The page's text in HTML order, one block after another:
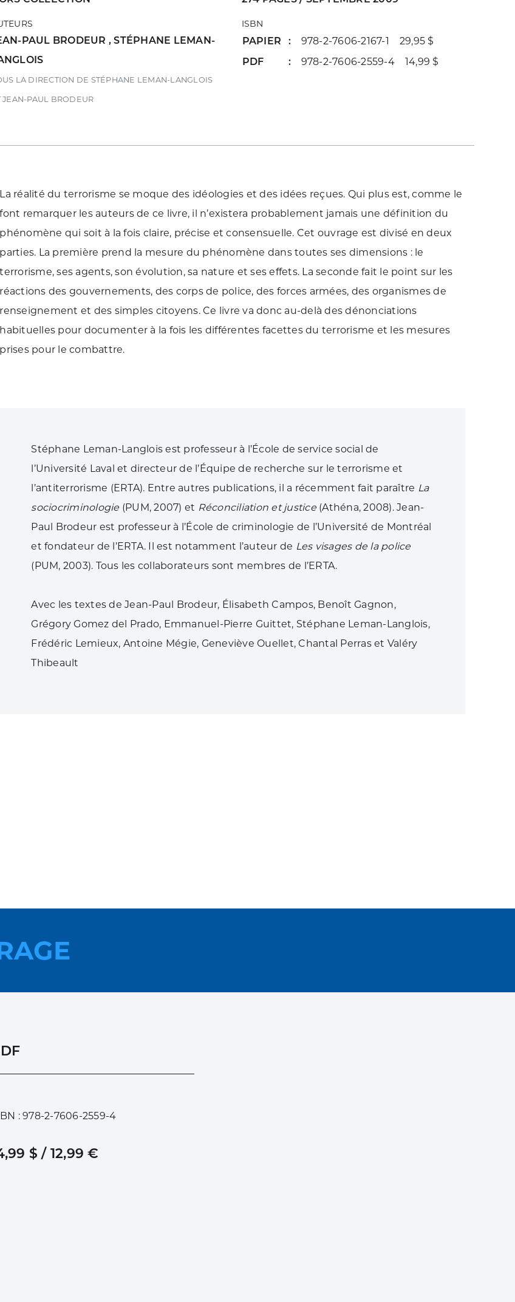
PAUL BRODEUR ,STÉPHANE LEMAN-
LA DIRECTION DE STÉPHANE LEMAN-LANGLOIS
JEAN-PAUL BRODEUR
ISBN
PAPIER
978-2-7606-2167-1 29,95 $
PDF
978-2-7606-2559-4 14,99 $
La réalité du terrorisme se moque des idéologies et des idées reçues. Qui plus est, comme le
font remarquer les auteurs de ce livre, il n’existera probablement jamais une définition du
phénomène qui soit à la fois claire, précise et consensuelle. Cet ouvrage est divisé en deux
parties. La première prend la mesure du phénomène dans toutes ses dimensions : le
terrorisme, ses agents, son évolution, sa nature et ses effets. La seconde fait le point sur les
réactions des gouvernements, des corps de police, des forces armées, des organismes de
renseignement et des simples citoyens. Ce livre va donc au-delà des dénonciations
habituelles pour documenter à la fois les différentes facettes du terrorisme et les mesures
prises pour le combattre.
Stéphane Leman-Langlois est professeur à l’École de service social de
l’Université Laval et directeur de l’Équipe de recherche sur le terrorisme et
l’antiterrorisme (ERTA). Entre autres publications, il a récemment fait paraître La
sociocriminologie (PUM, 2007) et Réconciliation et justice(Athéna, 2008). Jean-
Paul Brodeur est professeur à l’École de criminologie de l’Université de Montréal
et fondateur de l’ERTA. Il est notamment l’auteur de Les visages de la police
(PUM, 2003). Tous les collaborateurs sont membres de l’ERTA.
Avec les textes de Jean-Paul Brodeur, Élisabeth Campos, Benoît Gagnon,
Grégory Gomez del Prado, Emmanuel-Pierre Guittet, Stéphane Leman-Langlois,
Frédéric Lemieux, Antoine Mégie, Geneviève Ouellet, Chantal Perras et Valéry
Thibeault
: 978-2-7606-2559-4
$ / 12,99 €